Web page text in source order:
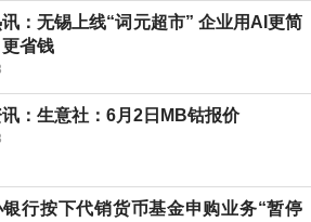
：无锡上线“词元超市” 企业用AI更简
省钱
：生意社：6月2日MB钴报价
银行按下代销货币基金申购业务“暂停